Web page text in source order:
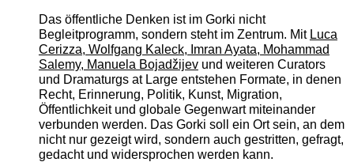
Das öffentliche Denken ist im Gorki nicht
Begleitprogramm, sondern steht im Zentrum. Mit Luca
Cerizza, Wolfgang Kaleck, Imran Ayata, Mohammad
Salemy, Manuela Bojadžijevund weiteren Curators
und Dramaturgs at Large entstehen Formate, in denen
Recht, Erinnerung, Politik, Kunst, Migration,
Öffentlichkeit und globale Gegenwart miteinander
verbunden werden. Das Gorki soll ein Ort sein, an dem
nicht nur gezeigt wird, sondern auch gestritten, gefragt,
gedacht und widersprochen werden kann.